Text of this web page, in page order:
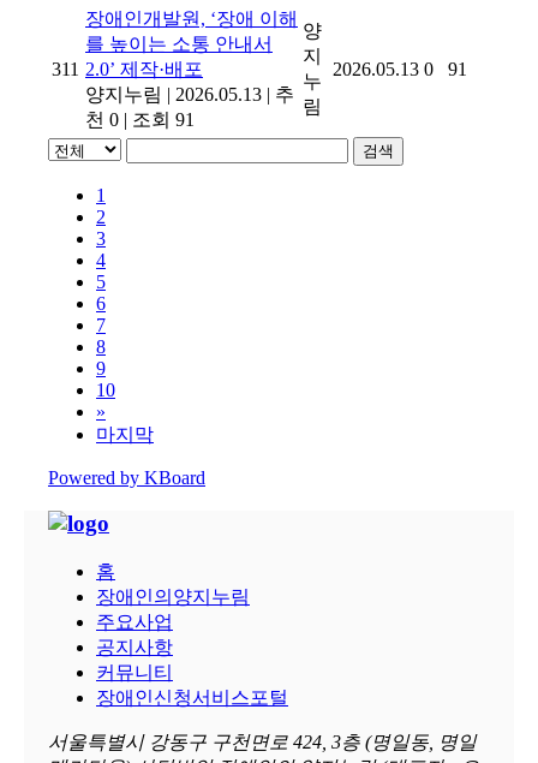
311
장애인개발원, ‘장애 이해
를 높이는 소통 안내서
2.0’ 제작·배포
양지누림 | 2026.05.13 | 추
천 0 | 조회 91
양
지
누
림
2026.05.13 0 91
검색
1
2
3
4
5
6
7
8
9
10
»
마지막
Powered by KBoard
홈
장애인의양지누림
주요사업
공지사항
커뮤니티
장애인신청서비스포털
서울특별시 강동구 구천면로 424, 3층 (명일동, 명일